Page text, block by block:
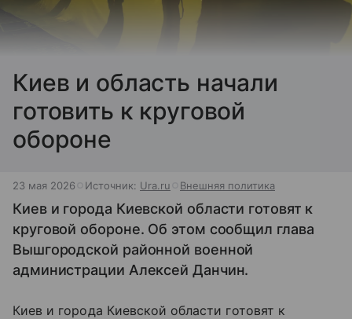
Киев и область начали
готовить к круговой
обороне
23 мая 2026 Источник: Ura.ru Внешняя политика
Киев и города Киевской области готовят к
круговой обороне. Об этом сообщил глава
Вышгородской районной военной
администрации Алексей Данчин.
Киев и города Киевской области готовят к